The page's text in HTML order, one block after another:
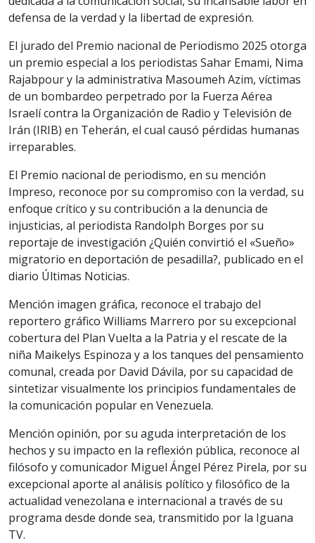
defensa de la verdad y la libertad de expresión.
El jurado del Premio nacional de Periodismo 2025 otorga
un premio especial a los periodistas Sahar Emami, Nima
Rajabpour y la administrativa Masoumeh Azim, víctimas
de un bombardeo perpetrado por la Fuerza Aérea
Israelí contra la Organización de Radio y Televisión de
Irán (IRIB) en Teherán, el cual causó pérdidas humanas
irreparables.
El Premio nacional de periodismo, en su mención
Impreso, reconoce por su compromiso con la verdad, su
enfoque crítico y su contribución a la denuncia de
injusticias, al periodista Randolph Borges por su
reportaje de investigación ¿Quién convirtió el «Sueño»
migratorio en deportación de pesadilla?, publicado en el
diario Últimas Noticias.
Mención imagen gráfica, reconoce el trabajo del
reportero gráfico Williams Marrero por su excepcional
cobertura del Plan Vuelta a la Patria y el rescate de la
niña Maikelys Espinoza y a los tanques del pensamiento
comunal, creada por David Dávila, por su capacidad de
sintetizar visualmente los principios fundamentales de
la comunicación popular en Venezuela.
Mención opinión, por su aguda interpretación de los
hechos y su impacto en la reflexión pública, reconoce al
filósofo y comunicador Miguel Ángel Pérez Pirela, por su
excepcional aporte al análisis político y filosófico de la
actualidad venezolana e internacional a través de su
programa desde donde sea, transmitido por la Iguana
TV.